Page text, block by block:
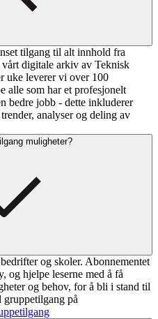
tilgang til alt innhold fra
digitale arkiv av Teknisk
uke leverer vi over 100
alle som har et profesjonelt
bedre jobb - dette inkluderer
analyser og deling av
muligheter?
og skoler. Abonnementet
og hjelpe leserne med å få
og behov, for å bli i stand til
gruppetilgang på